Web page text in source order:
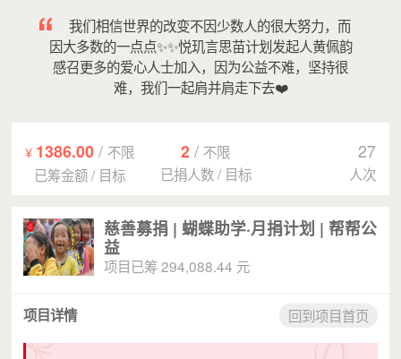
我们相信世界的改变不因少数人的很大努力，而
因大多数的一点点✨✨悦玑言思苗计划发起人黄佩韵
感召更多的爱心人士加入，因为公益不难，坚持很
难，我们一起肩并肩走下去❤️
¥ 1386.00 / 不限
已筹金额/ 目标
2 / 不限
已捐人数/ 目标
27
人次
慈善募捐 | 蝴蝶助学·月捐计划 | 帮帮公
益
项目已筹 294,088.44 元
项目详情 回到项目首页